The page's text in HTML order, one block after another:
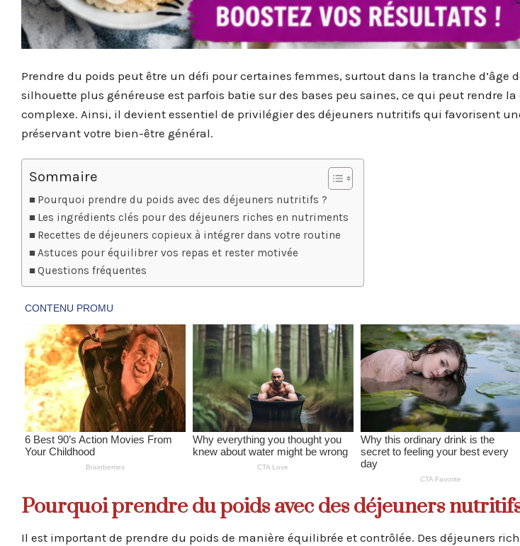
Prendre du poids peut être un défi pour certaines femmes, surtout dans la tranche d’âge
silhouette plus généreuse est parfois batie sur des bases peu saines, ce qui peut rendre
complexe. Ainsi, il devient essentiel de privilégier des déjeuners nutritifs qui favorisent
préservant votre bien-être général.
Sommaire
Pourquoi prendre du poids avec des déjeuners nutritifs ?
Les ingrédients clés pour des déjeuners riches en nutriments
Recettes de déjeuners copieux à intégrer dans votre routine
Astuces pour équilibrer vos repas et rester motivée
Questions fréquentes
Pourquoi prendre du poids avec des déjeuners
Il est important de prendre du poids de manière équilibrée et contrôlée. Des déjeuners